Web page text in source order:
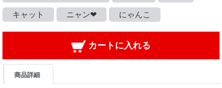
キャット ニャン❤ にゃんこ
カートに入れる
商品詳細